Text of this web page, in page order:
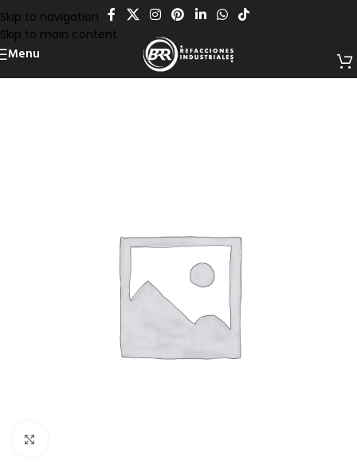
Skip to navigation
Skip to main content
Menu